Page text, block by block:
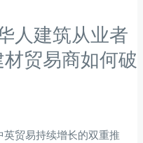
人建筑从业者
贸易商如何破
贸易持续增长的双重推